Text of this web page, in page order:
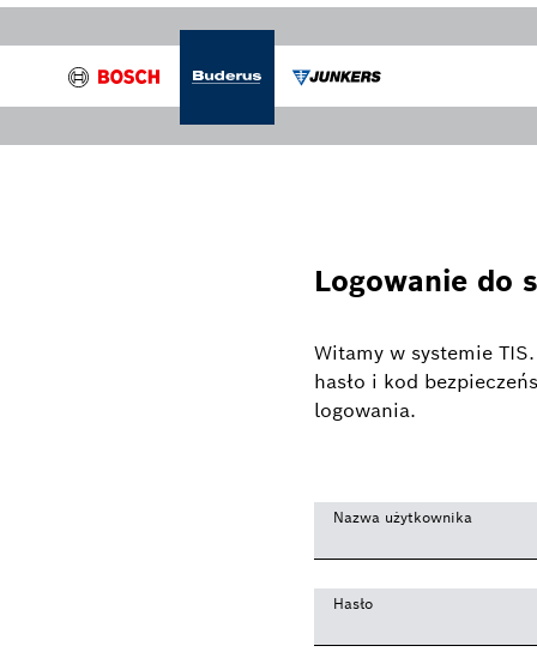
Logowanie do
Witamy w systemie
hasło i kod
logowania.
Nazwa użytkownika
Hasło